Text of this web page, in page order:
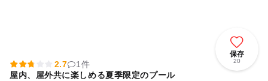
保存
20
2.7
1件
屋内、屋外共に楽しめる夏季限定のプール